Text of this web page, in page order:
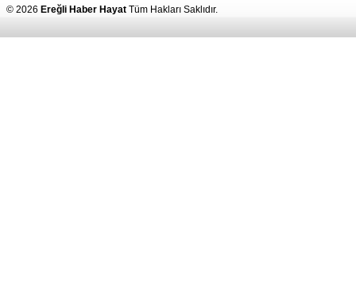
© 2026 Ereğli Haber Hayat Tüm Hakları Saklıdır.